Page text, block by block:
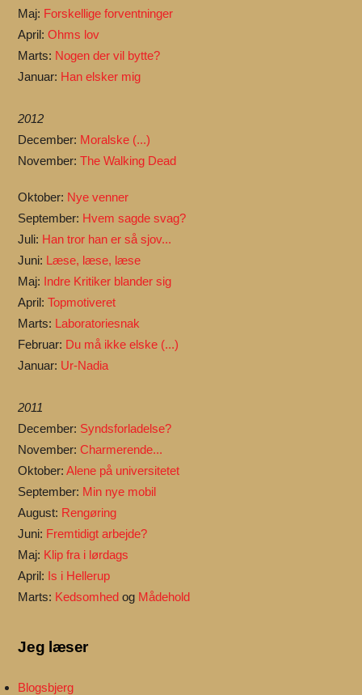
Maj: Forskellige forventninger
April:Ohms lov
Marts: Nogen der vil bytte?
Januar: Han elsker mig
2012
December: Moralske (...)
November:The Walking Dead
Oktober: Nye venner
September: Hvem sagde svag?
Juli: Han tror han er så sjov...
Juni: Læse, læse, læse
Maj: Indre Kritiker blander sig
April:Topmotiveret
Marts: Laboratoriesnak
Februar: Du må ikke elske (...)
Januar: Ur-Nadia
2011
December: Syndsforladelse?
November:Charmerende...
Oktober:Alene på universitetet
September: Min nye mobil
August: Rengøring
Juni: Fremtidigt arbejde?
Maj: Klip fra i lørdags
April: Is i Hellerup
Marts: Kedsomhed og Mådehold
Jeg læser
Blogsbjerg